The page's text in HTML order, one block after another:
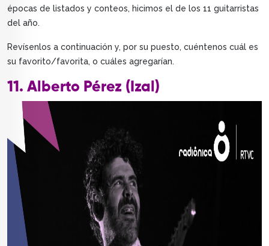
épocas de listados y conteos, hicimos el de los 11 guitarristas
del año.
Revísenlos a continuación y, por su puesto, cuéntenos cuál es
su favorito/favorita, o cuáles agregarían.
11. Alberto Pérez (Izal)